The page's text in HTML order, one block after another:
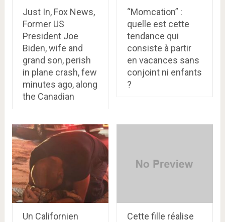
Just In, Fox News,
Former US
President Joe
Biden, wife and
grand son, perish
in plane crash, few
minutes ago, along
the Canadian
“Momcation” :
quelle est cette
tendance qui
consiste à partir
en vacances sans
conjoint ni enfants
?
Un Californien
Cette fille réalise